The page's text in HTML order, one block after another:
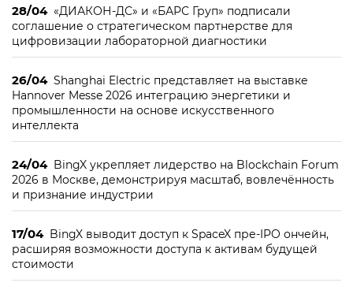
28/04 «ДИАКОН-ДС» и «БАРС Груп» подписали
соглашение о стратегическом партнерстве для
цифровизации лабораторной диагностики
26/04 Shanghai Electric представляет на выставке
Hannover Messe 2026 интеграцию энергетики и
промышленности на основе искусственного
интеллекта
24/04 BingX укрепляет лидерство на Blockchain Forum
2026 в Москве, демонстрируя масштаб, вовлечённость
и признание индустрии
17/04 BingX выводит доступ к SpaceX пре-IPO ончейн,
расширяя возможности доступа к активам будущей
стоимости